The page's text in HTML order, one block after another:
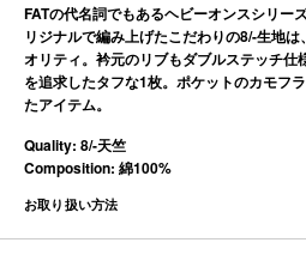
FATの代名詞でもあるヘビーオンスシリー
リジナルで編み上げたこだわりの8/-生地
オリティ。衿元のリブもダブルステッチ仕
を追求したタフな1枚。ポケットのカモフ
たアイテム。
Quality: 8/-天竺
Composition: 綿100%
お取り扱い方法